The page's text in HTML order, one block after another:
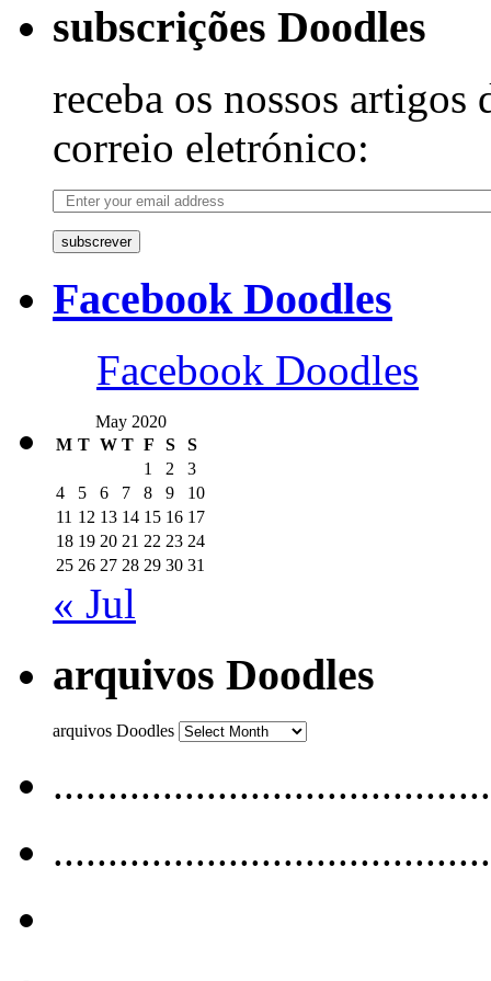
subscrições Doodles
receba os nossos artigos
correio eletrónico:
subscrever
Facebook Doodles
Facebook Doodles
May 2020
M T W T F S
S
1
2
3
4
5 6 7 8 9
10
11 12 13 14 15 16 17
18 19 20 21 22 23 24
25 26 27 28 29 30 31
« Jul
arquivos Doodles
arquivos Doodles